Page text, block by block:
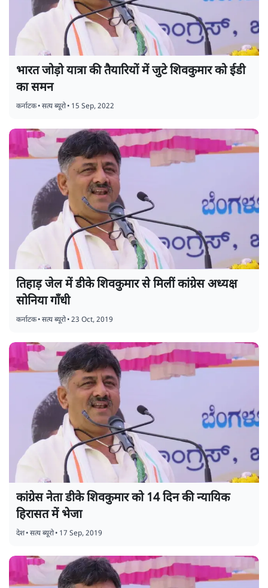
भारत जोड़ो यात्रा की तैयारियों में जुटे शिवकुमार को ईडी
का समन
कर्नाटक•सत्य ब्यूरो• 15 Sep, 2022
तिहाड़ जेल में डीके शिवकुमार से मिलीं कांग्रेस अध्यक्ष
सोनिया गाँधी
कर्नाटक•सत्य ब्यूरो•23 Oct, 2019
कांग्रेस नेता डीके शिवकुमार को 14 दिन की न्यायिक
हिरासत में भेजा
देश•सत्य ब्यूरो• 17 Sep, 2019